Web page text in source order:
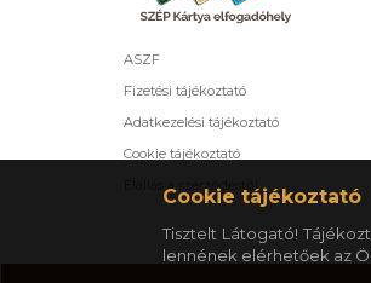
ASZF
Fizetési tájékoztató
Adatkezelési tájékoztató
Cookie tájékoztató
Elállás a szerződéstől
Cookie tájékoztató
Tisztelt Látogató!
lennének elérhetőek az